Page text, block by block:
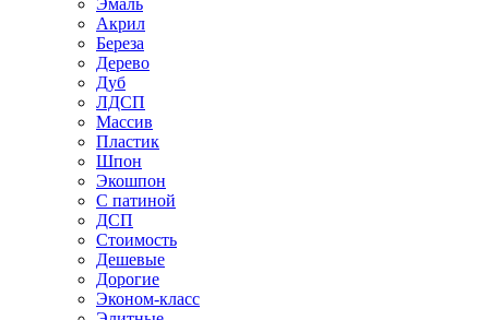
Эмаль
Акрил
Береза
Дерево
Дуб
ЛДСП
Массив
Пластик
Шпон
Экошпон
С патиной
ДСП
Стоимость
Дешевые
Дорогие
Эконом-класс